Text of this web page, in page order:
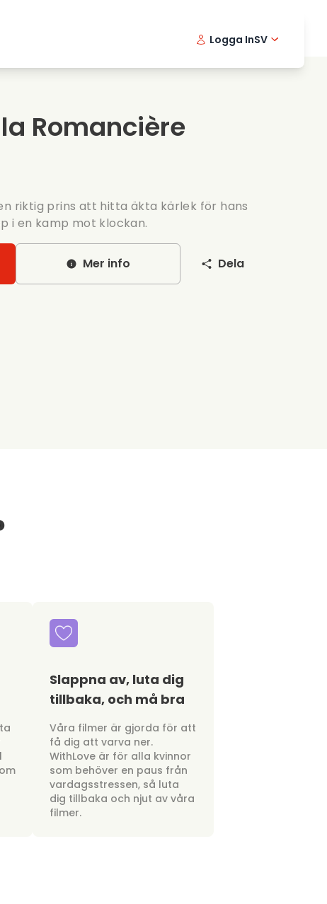
Romantiska serier
Brollop
Logga InSV
Romancière
riktig prins att hitta äkta kärlek för hans
i en kamp mot klockan.
Mer info Dela
Slappna av, luta dig
tillbaka, och må bra
Våra filmer är gjorda för att
få dig att varva ner.
WithLove är för alla kvinnor
som behöver en paus från
vardagsstressen, så luta
dig tillbaka och njut av våra
filmer.